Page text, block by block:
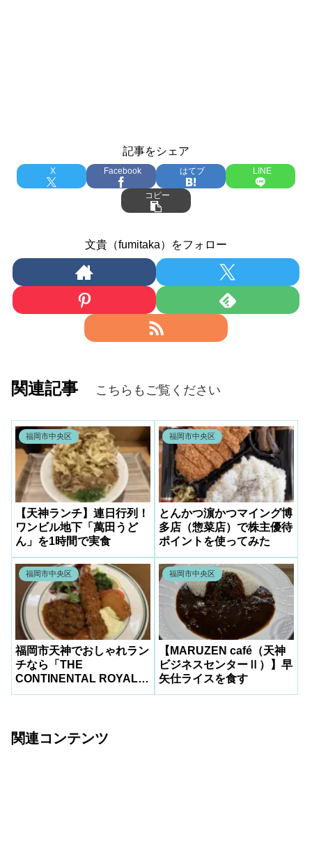
記事をシェア
X Facebook はてブ LINE
コピー
文貴（fumitaka）をフォロー
関連記事 こちらもご覧ください
福岡市中央区
【天神ランチ】連日行列！
ワンビル地下「萬田うど
ん」を1時間で実食
福岡市中央区
とんかつ濵かつマイング博
多店（惣菜店）で株主優待
ポイントを使ってみた
福岡市中央区
福岡市天神でおしゃれラン
チなら「THE
CONTINENTAL ROYAL＆
Goh」へ
福岡市中央区
【MARUZEN café（天神
ビジネスセンターⅡ）】早
矢仕ライスを食す
関連コンテンツ